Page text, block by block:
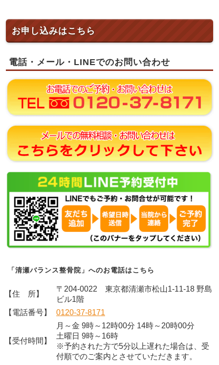
お申し込みはこちら
電話・メール・LINEでのお問い合わせ
「清瀬バランス整骨院」へのお電話はこちら
【住 所】
〒204-0022 東京都清瀬市松山1-11-18 野島
ビル1階
【電話番号】
0120-37-8171
【受付時間】
月～金 9時～12時00分 14時～20時00分
土曜日 9時～16時
※予約された方で5分以上遅れた場合は、受
付順でのご案内とさせていただきます。